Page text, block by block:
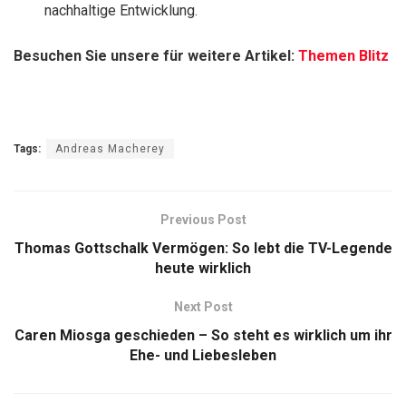
nachhaltige Entwicklung.
Besuchen Sie unsere für weitere Artikel: Themen Blitz
Tags: Andreas Macherey
Previous Post
Thomas Gottschalk Vermögen: So lebt die TV-Legende
heute wirklich
Next Post
Caren Miosga geschieden – So steht es wirklich um ihr
Ehe- und Liebesleben